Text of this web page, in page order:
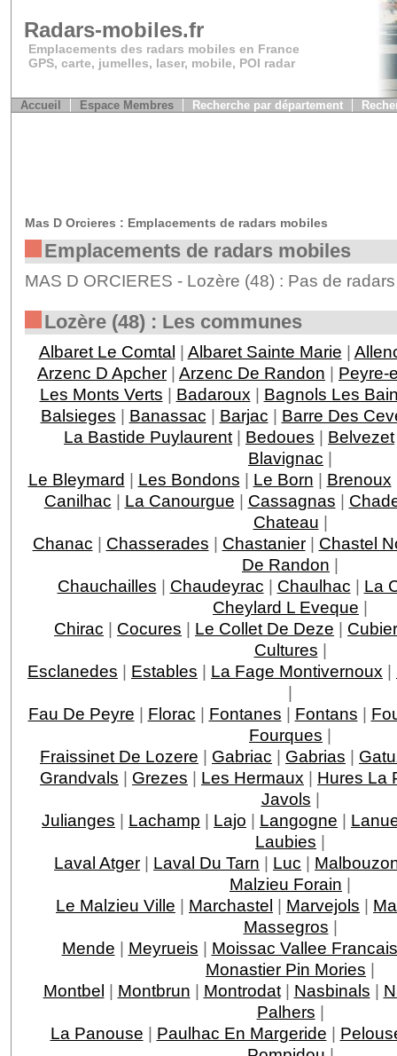
Radars-mobiles.fr
Emplacements des radars mobiles en France
GPS, carte, jumelles, laser, mobile, POI radar
Accueil Espace Membres Recherche par département
Mas D Orcieres : Emplacements de radars mobiles
Emplacements de radars mobiles
MAS D ORCIERES - Lozère (48) : Pas de
Lozère (48) : Les communes
Albaret Le Comtal | Albaret Sainte Marie |
Arzenc D Apcher | Arzenc De Randon | Peyre-
Les Monts Verts | Badaroux | Bagnols Les
Balsieges | Banassac | Barjac | Barre Des
La Bastide Puylaurent | Bedoues | Belvezet
Blavignac |
Le Bleymard | Les Bondons | Le Born | Brenoux
Canilhac | La Canourgue | Cassagnas |
Chateau |
Chanac | Chasserades | Chastanier| Chastel
De Randon |
Chauchailles | Chaudeyrac | Chaulhac | La
Cheylard L Eveque |
Chirac | Cocures | Le Collet De Deze |
Cultures |
Esclanedes | Estables | La Fage Montivernoux |
|
Fau De Peyre | Florac | Fontanes | Fontans |
Fourques |
Fraissinet De Lozere | Gabriac | Gabrias |
Grandvals | Grezes | Les Hermaux | Hures La
Javols |
Julianges | Lachamp | Lajo | Langogne |
Laubies |
Laval Atger | Laval Du Tarn | Luc |
Malzieu Forain |
Le Malzieu Ville | Marchastel | Marvejols |
Massegros |
Mende | Meyrueis | Moissac Vallee
Monastier Pin Mories |
Montbel | Montbrun | Montrodat| Nasbinals |
Palhers |
La Panouse | Paulhac En Margeride |